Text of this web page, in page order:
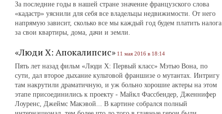
За последние годы в нашей стране значение французского слова
«кадастр» уяснили для себя все владельцы недвижимости. От него
напрямую зависит, сколько все мы каждый год будем платить налога
за свои квартиры, дома, дачи и земли.
«Люди Х: Апокалипсис» 11 мая 2016 в 18:14
Пять лет назад фильм «Люди Х: Первый класс» Мэтью Вона, по
сути, дал второе дыхание культовой франшизе о мутантах. Интригу
там накрутили драматичную, и уж больно хорошие актеры на этом
этапе присоединились к проекту - Майкл Фассбендер, Дженнифер
Лоуренс, Джеймс Макэвой... В картине собрался полный